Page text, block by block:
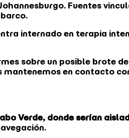
Fuentes
internado en terapia
sobre un posible brote
mantenemos en contacto
Verde, donde serían